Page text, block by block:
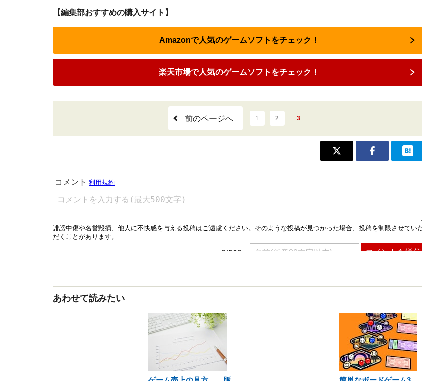
【編集部おすすめの購入サイト】
Amazonで人気のゲームソフトをチェック！
楽天市場で人気のゲームソフトをチェック！
前のページへ 1 2 3
あわせて読みたい